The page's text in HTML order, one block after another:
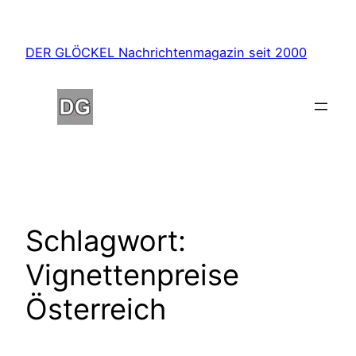
springen
DER GLÖCKEL Nachrichtenmagazin seit 2000
Schlagwort:
Vignettenpreise
Österreich